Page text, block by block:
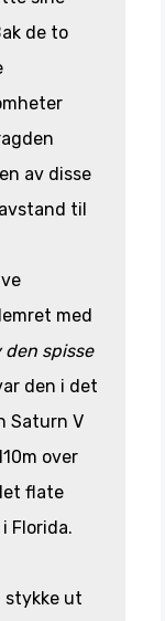
de to
av disse
til
med
spisse
den i det
Saturn V
over
flate
Florida.
stykke ut